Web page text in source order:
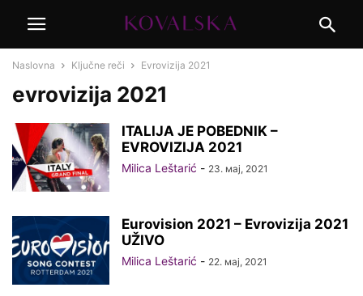
Naslovna Ključne reči Evrovizija 2021
evrovizija 2021
ITALIJA JE POBEDNIK –
EVROVIZIJA 2021
Milica Leštarić - 23. мај, 2021
Eurovision 2021 – Evrovizija 2021
UŽIVO
Milica Leštarić - 22. мај, 2021